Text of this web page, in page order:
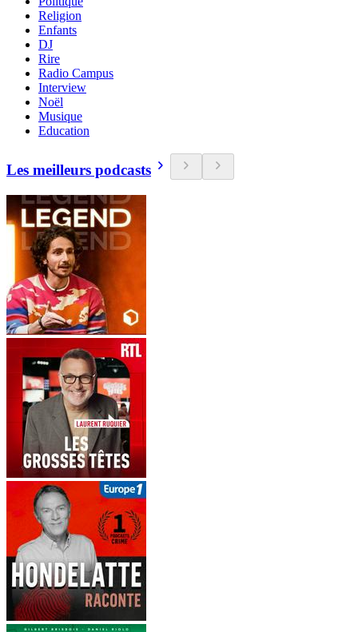
Religion
Enfants
DJ
Rire
Radio Campus
Interview
Noël
Musique
Education
Les meilleurs podcasts